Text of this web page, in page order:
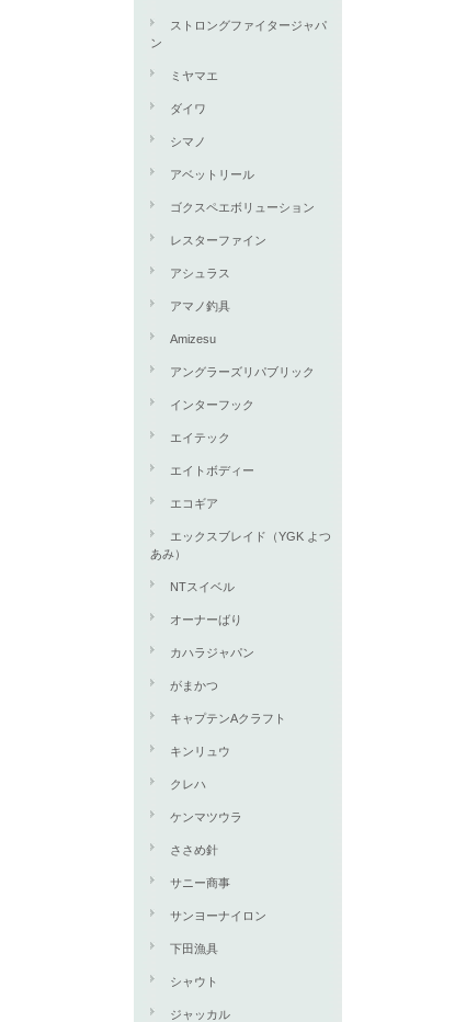
ストロングファイタージャパ
ン
ミヤマエ
ダイワ
シマノ
アベットリール
ゴクスペエボリューション
レスターファイン
アシュラス
アマノ釣具
Amizesu
アングラーズリパブリック
インターフック
エイテック
エイトボディー
エコギア
エックスブレイド（YGK よつ
あみ）
NTスイベル
オーナーばり
カハラジャパン
がまかつ
キャプテンAクラフト
キンリュウ
クレハ
ケンマツウラ
ささめ針
サニー商事
サンヨーナイロン
下田漁具
シャウト
ジャッカル